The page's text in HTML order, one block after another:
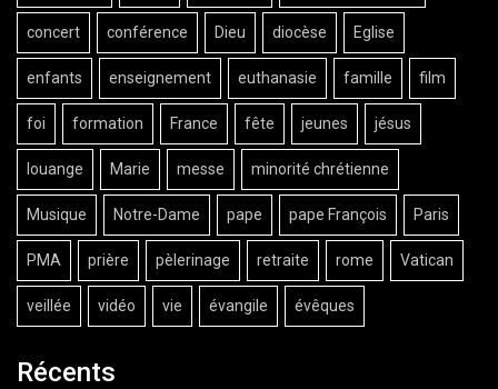
concert conférence Dieu diocèse Eglise
enfants enseignement euthanasie famille film
foi formation France fête jeunes jésus
louange Marie messe minorité chrétienne
Musique Notre-Dame pape pape François Paris
PMA prière pèlerinage retraite rome Vatican
veillée vidéo vie évangile évêques
Récents